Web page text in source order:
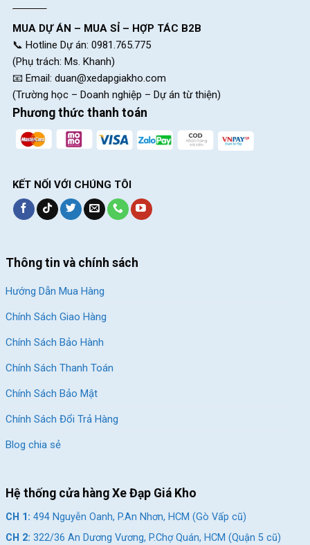
MUA DỰ ÁN – MUA SỈ – HỢP TÁC B2B
📞 Hotline Dự án: 0981.765.775
(Phụ trách: Ms. Khanh)
📧 Email: duan@xedapgiakho.com
(Trường học – Doanh nghiệp – Dự án từ thiện)
Phương thức thanh toán
KẾT NỐI VỚI CHÚNG TÔI
Thông tin và chính sách
Hướng Dẫn Mua Hàng
Chính Sách Giao Hàng
Chính Sách Bảo Hành
Chính Sách Thanh Toán
Chính Sách Bảo Mật
Chính Sách Đổi Trả Hàng
Blog chia sẻ
Hệ thống cửa hàng Xe Đạp Giá Kho
CH 1: 494 Nguyễn Oanh, P.An Nhơn, HCM (Gò Vấp cũ)
CH 2: 322/36 An Dương Vương, P.Chợ Quán, HCM (Quận 5 cũ)